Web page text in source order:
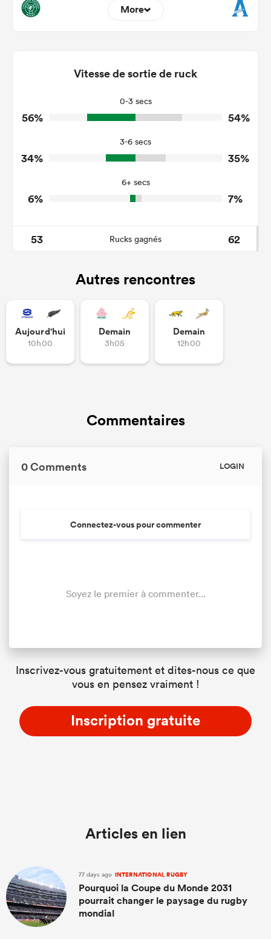
More
Tackles Made
Tackles Missed
4
4
1
3
Tackle Offload Allowed
Vitesse de sortie de ruck
0-3 secs
56% 54%
3-6 secs
34% 35%
6+ secs
6% 7%
53 Rucks gagnés 62
Autres rencontres
Aujourd'hui
10h00
Demain
3h05
Demain
12h00
Commentaires
0 Comments LOGIN
Connectez-vous pour commenter
Soyez le premier à commenter...
Inscrivez-vous gratuitement et dites-nous ce que
vous en pensez vraiment !
Inscription gratuite
Articles en lien
77 days ago INTERNATIONAL RUGBY
Pourquoi la Coupe du Monde 2031
pourrait changer le paysage du rugby
mondial